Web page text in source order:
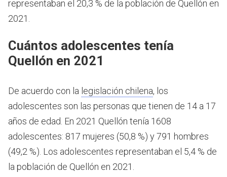
representaban el 20,3 % de la población de Quellón en
2021.
Cuántos adolescentes tenía
Quellón en 2021
De acuerdo con la legislación chilena, los
adolescentes son las personas que tienen de 14 a 17
años de edad. En 2021 Quellón tenía 1608
adolescentes: 817 mujeres (50,8 %) y 791 hombres
(49,2 %). Los adolescentes representaban el 5,4 % de
la población de Quellón en 2021.